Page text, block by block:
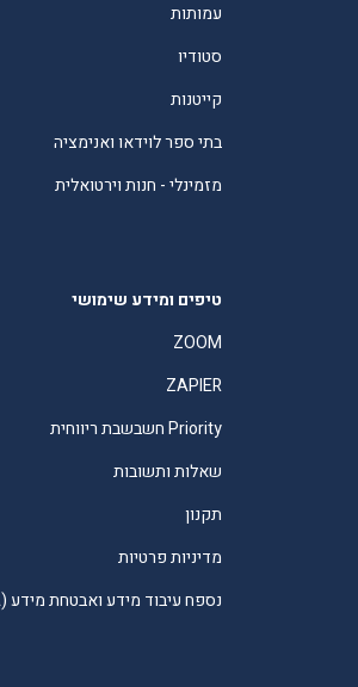
עמותות
סטודיו
קייטנות
בתי ספר לוידאו ואנימציה
מזמינלי - חנות וירטואלית
טיפים ומידע שימושי
ZOOM
ZAPIER
Priority חשבשבת ריווחית
שאלות ותשובות
תקנון
מדיניות פרטיות
נספח עיבוד מידע ואבטחת מידע (DPA)